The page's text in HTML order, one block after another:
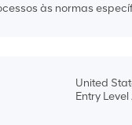
às normas
United
Entry